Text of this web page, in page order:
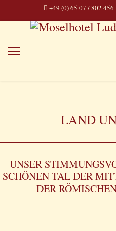
+49 (0) 65 07 / 802 456
LAND
UNSER
SCHÖNEN TAL DER
DER